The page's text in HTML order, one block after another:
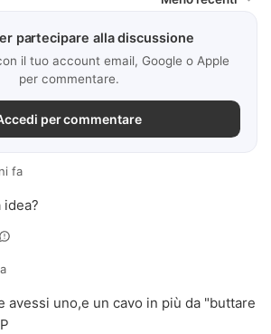
partecipare alla discussione
il tuo account email, Google o Apple
per commentare.
per commentare
fa
idea?
avessi uno,e un cavo in più da "buttare